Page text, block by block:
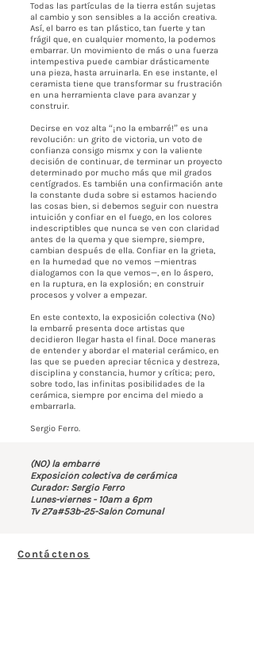
Todas las partículas de la tierra están sujetas
al cambio y son sensibles a la acción creativa.
Así, el barro es tan plástico, tan fuerte y tan
frágil que, en cualquier momento, la podemos
embarrar. Un movimiento de más o una fuerza
intempestiva puede cambiar drásticamente
una pieza, hasta arruinarla. En ese instante, el
ceramista tiene que transformar su frustración
en una herramienta clave para avanzar y
construir.
Decirse en voz alta “¡no la embarré!” es una
revolución: un grito de victoria, un voto de
confianza consigo mismx y con la valiente
decisión de continuar, de terminar un proyecto
determinado por mucho más que mil grados
centígrados. Es también una confirmación ante
la constante duda sobre si estamos haciendo
las cosas bien, si debemos seguir con nuestra
intuición y confiar en el fuego, en los colores
indescriptibles que nunca se ven con claridad
antes de la quema y que siempre, siempre,
cambian después de ella. Confiar en la grieta,
en la humedad que no vemos —mientras
dialogamos con la que vemos—, en lo áspero,
en la ruptura, en la explosión; en construir
procesos y volver a empezar.
En este contexto, la exposición colectiva (No)
la embarré presenta doce artistas que
decidieron llegar hasta el final. Doce maneras
de entender y abordar el material cerámico, en
las que se pueden apreciar técnica y destreza,
disciplina y constancia, humor y crítica; pero,
sobre todo, las infinitas posibilidades de la
cerámica, siempre por encima del miedo a
embarrarla.
Sergio Ferro.
(NO) la embarré
Exposición colectiva de cerámica
Curador: Sergio Ferro
Lunes-viernes - 10am a 6pm
Tv 27a#53b-25-Salón Comunal
Contáctenos